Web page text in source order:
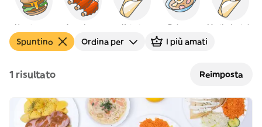
Hamburger Americano Kebab Polacco Mediorientale
Spuntino Ordina per I più amati
1 risultato Reimposta